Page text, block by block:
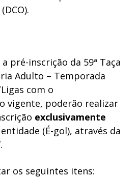
pré-inscrição da 59ª Taça
Adulto – Temporada
com o
vigente, poderão realizar
exclusivamente
(É-gol), através da
os seguintes itens: